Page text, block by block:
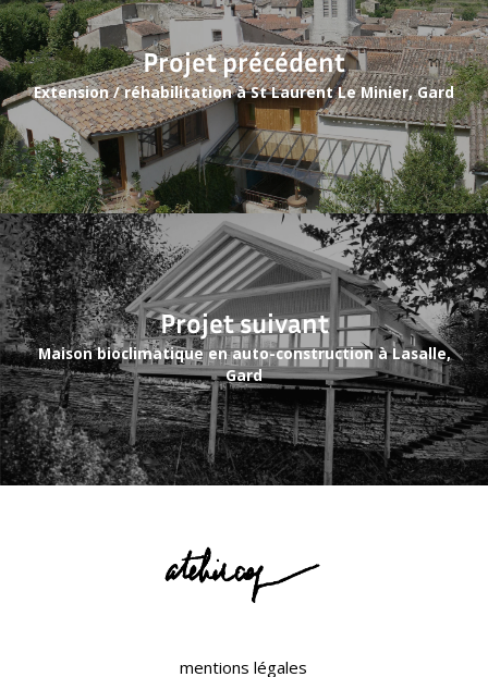
Projet précédent
Extension / réhabilitation à St Laurent Le Minier, Gard
Projet suivant
Maison bioclimatique en auto-construction à Lasalle,
Gard
mentions légales